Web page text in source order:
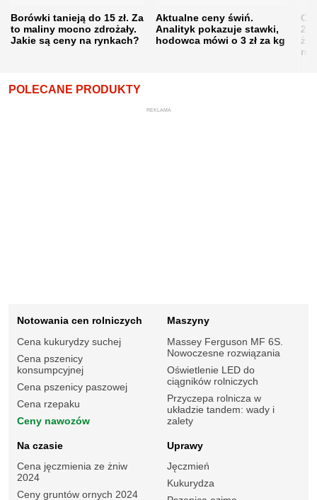
Borówki tanieją do 15 zł. Za
to maliny mocno zdrożały.
Jakie są ceny na rynkach?
Aktualne ceny świń.
Analityk pokazuje stawki,
hodowca mówi o 3 zł za kg
POLECANE PRODUKTY
REKLAMA
Notowania cen rolniczych
Cena kukurydzy suchej
Cena pszenicy
konsumpcyjnej
Cena pszenicy paszowej
Cena rzepaku
Ceny nawozów
Maszyny
Massey Ferguson MF 6S.
Nowoczesne rozwiązania
Oświetlenie LED do
ciągników rolniczych
Przyczepa rolnicza w
układzie tandem: wady i
zalety
Na czasie
Cena jęczmienia ze żniw
2024
Ceny gruntów ornych 2024
Uprawy
Jęczmień
Kukurydza